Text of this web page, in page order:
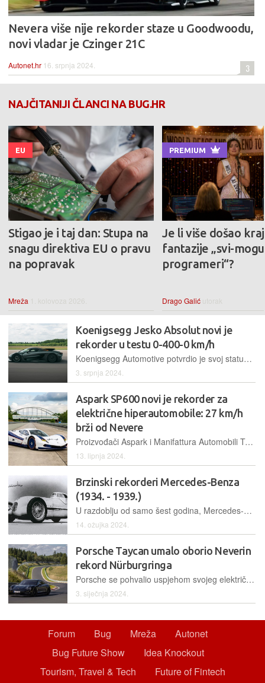
Nevera više nije rekorder staze u Goodwoodu,
novi vladar je Czinger 21C
Autonet.hr 16. srpnja 2024. 3
NAJČITANIJI ČLANCI NA BUG.HR
EU
Stigao je i taj dan: Stupa na
snagu direktiva EU o pravu
na popravak
Mreža 1. kolovoza 2026.
PREMIUM
Je li više došao kraj
fantazije „svi-
programeri“?
Drago Galić utorak
Koenigsegg Jesko Absolut novi je
rekorder u testu 0-400-0 km/h
Koenigsegg Automotive potvrdio je svoj status vrhunskog proizvođača hiperautomobil onime u čemu se ta klasa obično ističe – novim rekordima na trkaćoj stazi
3. srpnja 2024.
Aspark SP600 novi je rekorder za
električne hiperautomobile: 27 km/h
brži od Nevere
Proizvođači Aspark i Manifattura Automobili Torino svojim su električnim hiperautomobilom SP600 oborili brzinski rekord i time prestigli Neveru, postigavši najvišu brzinu od čak 438,7 km/h
13. lipnja 2024.
Brzinski rekorderi Mercedes-Benza
(1934. - 1939.)
U razdoblju od samo šest godina, Mercedes-Benz je svojim superbrzim bolidima ispisao jednu doista značajnu stranicu automobilske povijesti. Neki od tih rekorda, nastalih pred osam desetljeća, do danas nisu oboreni
14. ožujka 2024.
Porsche Taycan umalo oborio Neverin
rekord Nürburgringa
Porsche se pohvalio uspjehom svojeg električnog modela Taycan, s posebnim paketom opreme za trkaću stazu. Na kultnom "Ringu" dorađeni je automobil zabilježio vrijeme samo 2,2 sekunde sporije od Nevere
3. siječnja 2024.
Forum Bug Mreža
Autonet
Bug Future Show
Idea Knockout
Tourism, Travel & Tech
Future of Fintech